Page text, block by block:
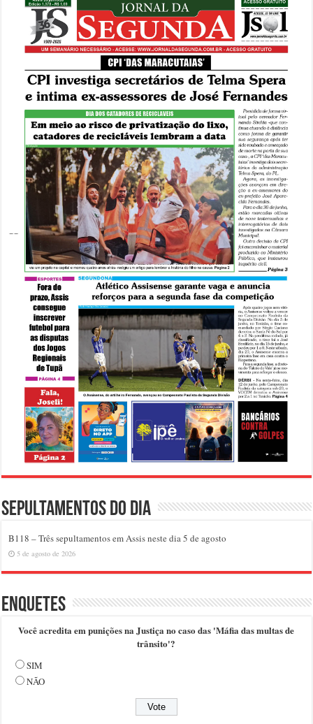
Sepultamentos do dia
B118 – Três sepultamentos em Assis neste dia 5 de agosto
5 de agosto de 2026
Enquetes
Você acredita em punições na Justiça no caso das 'Máfia das multas de
trânsito'?
SIM
NÃO